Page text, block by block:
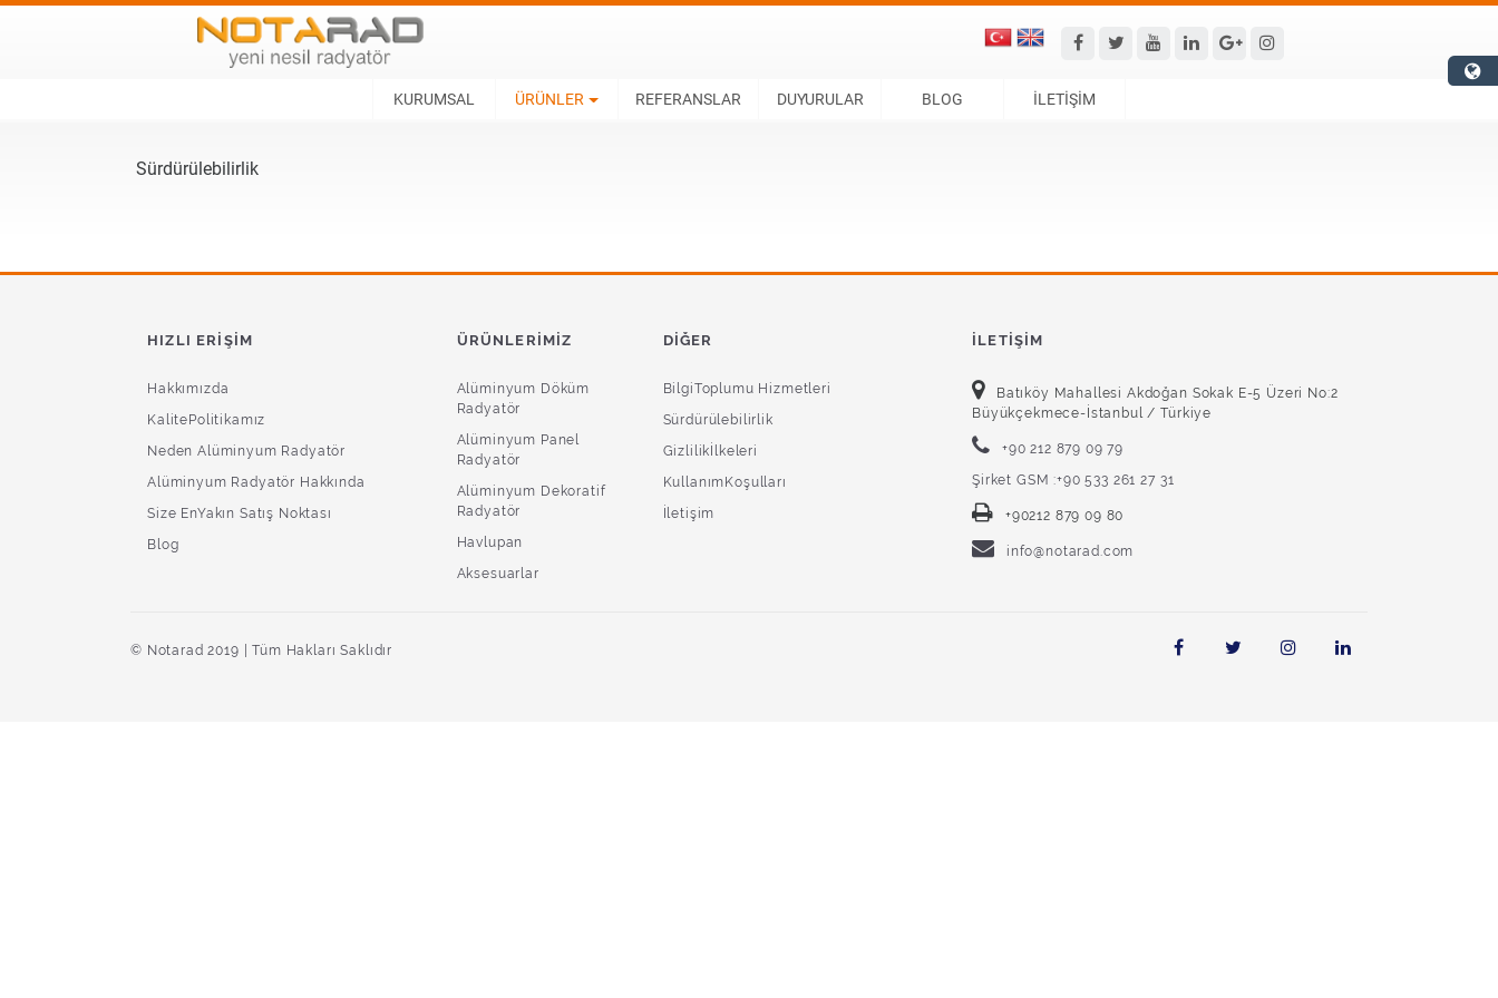
KURUMSAL ÜRÜNLER REFERANSLAR DUYURULAR BLOG İLETİŞİM
Sürdürülebilirlik
HIZLI ERIŞIM
Hakkımızda
KalitePolitikamız
Neden Alüminyum Radyatör
Alüminyum Radyatör Hakkında
Size EnYakın Satış Noktası
Blog
ÜRÜNLERIMIZ
Alüminyum Döküm
Radyatör
Alüminyum Panel
Radyatör
Alüminyum Dekoratif
Radyatör
Havlupan
Aksesuarlar
DIĞER
BilgiToplumu Hizmetleri
Sürdürülebilirlik
Gizlilikİlkeleri
KullanımKoşulları
İletişim
İLETIŞIM
Batıköy Mahallesi Akdoğan Sokak E-5 Üzeri No:2
Büyükçekmece-İstanbul / Türkiye
+90 212 879 09 79
Şirket GSM :+90 533 261 27 31
+90212 879 09 80
info@notarad.com
© Notarad 2019 | Tüm Hakları Saklıdır